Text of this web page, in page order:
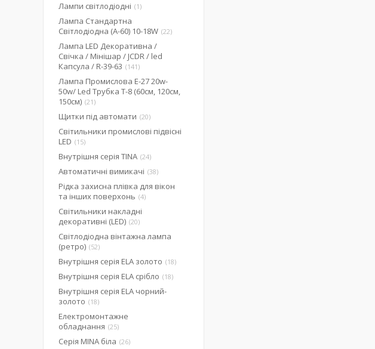
Лампи світлодіодні 1
Лампа Стандартна
Світлодіодна (А-60) 10-18W 22
Лампа LED Декоративна /
Свічка / Мінішар / JCDR / led
Капсула / R-39-63
141
Лампа Промислова Е-27 20w-
50w/ Led Трубка Т-8 (60см, 120см,
150см) 21
Щитки під автомати 20
Світильники промислові підвісні
LED
15
Внутрішня серія TINA 24
Автоматичні вимикачі 38
Рідка захисна плівка для вікон
та інших поверхонь 4
Світильники накладні
декоративні (LED) 20
Світлодіодна вінтажна лампа
(ретро) 52
Внутрішня серія ELA золото 18
Внутрішня серія ELA срібло 18
Внутрішня серія ELA чорний-
золото
18
Електромонтажне
обладнання 25
Серія MINA біла 26